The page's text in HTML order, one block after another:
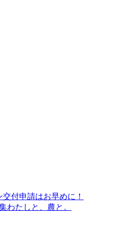
付申請はお早めに！
たしと、農と。